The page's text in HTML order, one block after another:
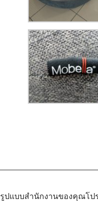
ปแบบสำนักงานของคุณโป